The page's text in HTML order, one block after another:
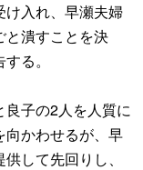
け入れ、早瀬夫婦
と潰すことを決
る。
子の2人を人質に
向かわせるが、早
して先回りし、